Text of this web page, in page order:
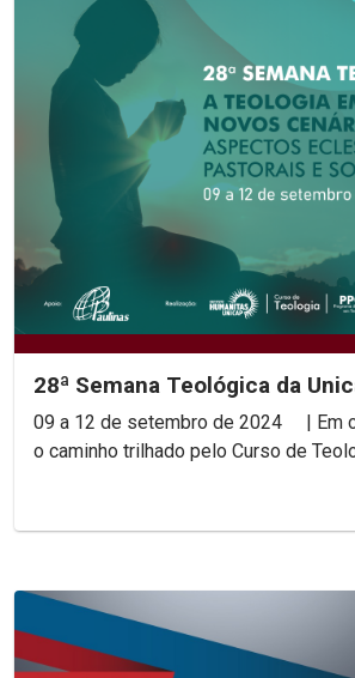
28ª Semana Teológica da
09 a 12 de setembro de 2024 | Em consonância com
o caminho trilhado pelo Curso de